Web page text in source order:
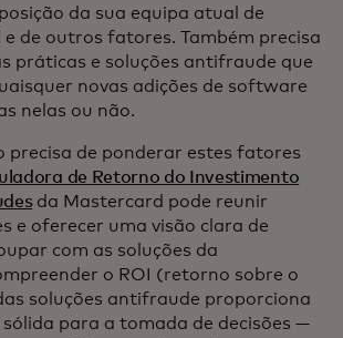
da sua equipa atual de
e de outros fatores. Também precisa
práticas e soluções antifraude que
novas adições de software
nelas ou não.
precisa de ponderar estes fatores
de Retorno do Investimento
da Mastercard pode reunir
e oferecer uma visão clara de
com as soluções da
o ROI (retorno sobre o
soluções antifraude proporciona
sólida para a tomada de decisões —